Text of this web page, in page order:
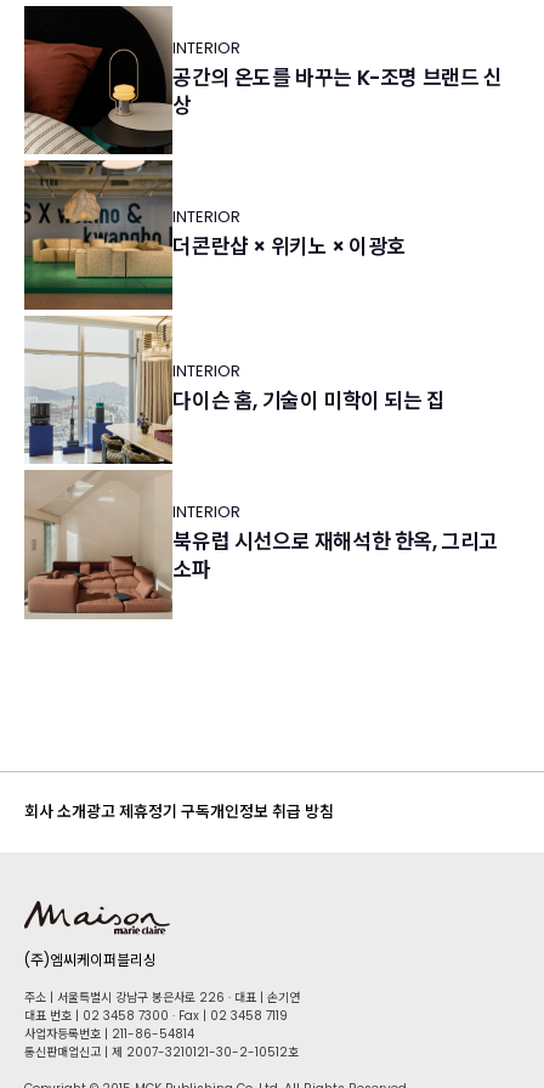
INTERIOR
공간의 온도를 바꾸는 K-조명 브랜드 신
상
INTERIOR
더콘란샵 × 위키노 × 이광호
INTERIOR
다이슨 홈, 기술이 미학이 되는 집
INTERIOR
북유럽 시선으로 재해석한 한옥, 그리고
소파
회사 소개광고 제휴정기 구독개인정보 취급 방침
(주)엠씨케이퍼블리싱
주소 | 서울특별시 강남구 봉은사로 226 · 대표 | 손기연
대표 번호 | 02 34​58 7300 · Fax | 02 34​58 7119
사업자등록번호 | 211-86-5​4814
통신판매업신고 | 제 2007-3210121-30-2-10512호